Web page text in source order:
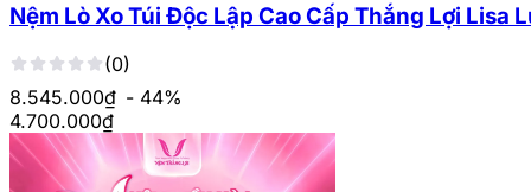
Nệm Lò Xo Túi Độc Lập Cao Cấp Thắng Lợi Lisa
(0)
8.545.000₫ - 44%
4.700.000₫